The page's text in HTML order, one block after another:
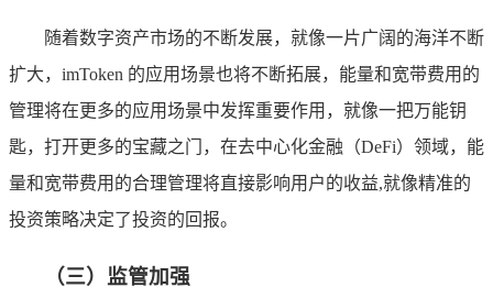
随着数字资产市场的不断发展，就像一片广阔的海洋不断
扩大，imToken 的应用场景也将不断拓展，能量和宽带费用的
管理将在更多的应用场景中发挥重要作用，就像一把万能钥
匙，打开更多的宝藏之门，在去中心化金融（DeFi）领域，能
量和宽带费用的合理管理将直接影响用户的收益,就像精准的
投资策略决定了投资的回报。
（三）监管加强